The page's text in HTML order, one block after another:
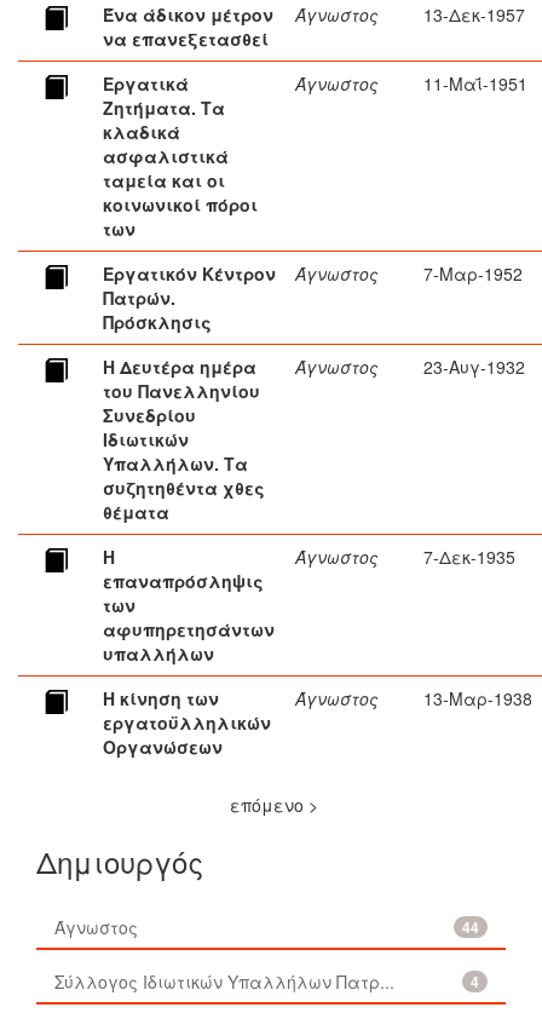
Ένα άδικον μέτρον
να επανεξετασθεί
Άγνωστος 13-Δεκ-1957
Εργατικά
Ζητήματα. Τα
κλαδικά
ασφαλιστικά
ταμεία και οι
κοινωνικοί πόροι
των
Άγνωστος 11-Μαΐ-1951
Εργατικόν Κέντρον
Πατρών.
Πρόσκλησις
Άγνωστος 7-Μαρ-1952
Η Δευτέρα ημέρα
του Πανελληνίου
Συνεδρίου
Ιδιωτικών
Υπαλλήλων. Τα
συζητηθέντα χθες
θέματα
Άγνωστος 23-Αυγ-1932
Η
επαναπρόσληψις
των
αφυπηρετησάντων
υπαλλήλων
Άγνωστος 7-Δεκ-1935
Η κίνηση των
εργατοϋλληλικών
Οργανώσεων
Άγνωστος 13-Μαρ-1938
επόμενο >
Δημιουργός
44
Άγνωστος
4
Σύλλογος Ιδιωτικών Υπαλλήλων Πατρ...